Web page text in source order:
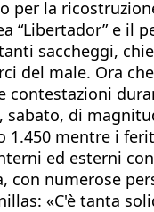
per la
“Libertador” e il
saccheggi,
del male. Ora
contestazioni
sabato, di
mentre i
ed esterni
con numerose
«C'è tanta